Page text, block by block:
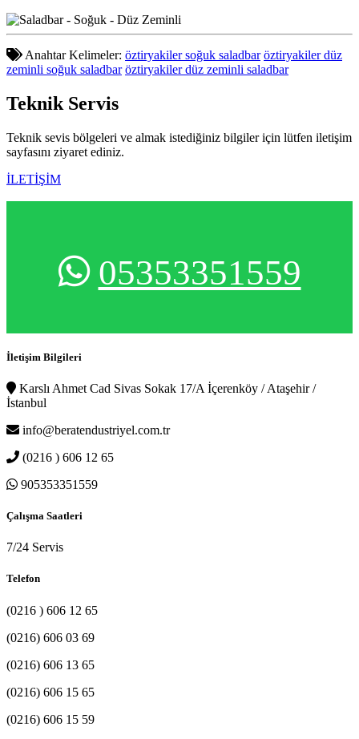
Anahtar Kelimeler: öztiryakiler soğuk saladbar öztiryakiler düz
zeminli soğuk saladbar öztiryakiler düz zeminli saladbar
Teknik Servis
Teknik sevis bölgeleri ve almak istediğiniz bilgiler için lütfen iletişim
sayfasını ziyaret ediniz.
İLETİŞİM
05353351559
İletişim Bilgileri
Karslı Ahmet Cad Sivas Sokak 17/A İçerenköy / Ataşehir /
İstanbul
info@beratendustriyel.com.tr
(0216 ) 606 12 65
905353351559
Çalışma Saatleri
7/24 Servis
Telefon
(0216 ) 606 12 65
(0216) 606 03 69
(0216) 606 13 65
(0216) 606 15 65
(0216) 606 15 59